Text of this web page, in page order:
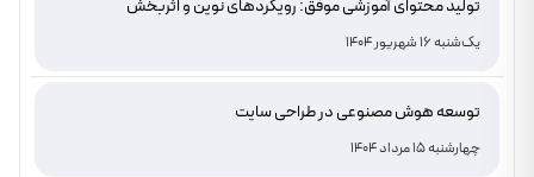
تولید محتوای آموزشی موفق: رویکردهای نوین و اثربخش
یک‌شنبه 16 شهریور 1404
توسعه هوش مصنوعی در طراحی سایت
چهارشنبه 15 مرداد 1404